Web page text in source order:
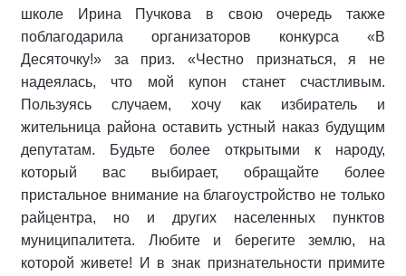
школе Ирина Пучкова в свою очередь также
поблагодарила организаторов конкурса «В
Десяточку!» за приз. «Честно признаться, я не
надеялась, что мой купон станет счастливым.
Пользуясь случаем, хочу как избиратель и
жительница района оставить устный наказ будущим
депутатам. Будьте более открытыми к народу,
который вас выбирает, обращайте более
пристальное внимание на благоустройство не только
райцентра, но и других населенных пунктов
муниципалитета. Любите и берегите землю, на
которой живете! И в знак признательности примите